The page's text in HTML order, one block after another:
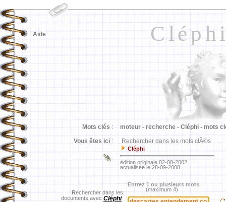
Aide
Mots clés : moteur - recherche - Cléphi - mots
Vous êtes ici : Rechercher dans les mots clÃ©s
Cléphi
édition originale 02-08-2002
actualisée le 28-09-2008
Rechercher dans les
documents avec Cléphi
Entrez 1 ou plusieurs mots
(maximum 4)